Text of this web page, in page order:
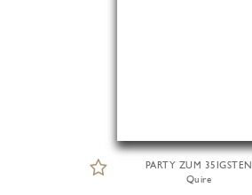
PARTY ZUM 35IGSTEN
Quire